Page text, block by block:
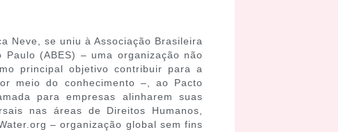
Neve, se uniu à Associação Brasileira
(ABES) – uma organização não
principal objetivo contribuir para a
meio do conhecimento –, ao Pacto
para empresas alinharem suas
nas áreas de Direitos Humanos,
– organização global sem fins